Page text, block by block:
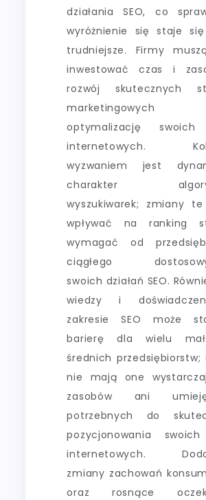
działania SEO, co
wyróżnienie się staje
trudniejsze. Firmy
inwestować czas i
rozwój skutecznych
marketingowych
optymalizację
internetowych.
wyzwaniem jest
charakter
wyszukiwarek; zmiany
wpływać na ranking
wymagać od
ciągłego
swoich działań SEO.
wiedzy i
zakresie SEO może
barierę dla wielu
średnich przedsiębiorstw;
nie mają one
zasobów ani
potrzebnych do
pozycjonowania
internetowych.
zmiany zachowań
oraz rosnące